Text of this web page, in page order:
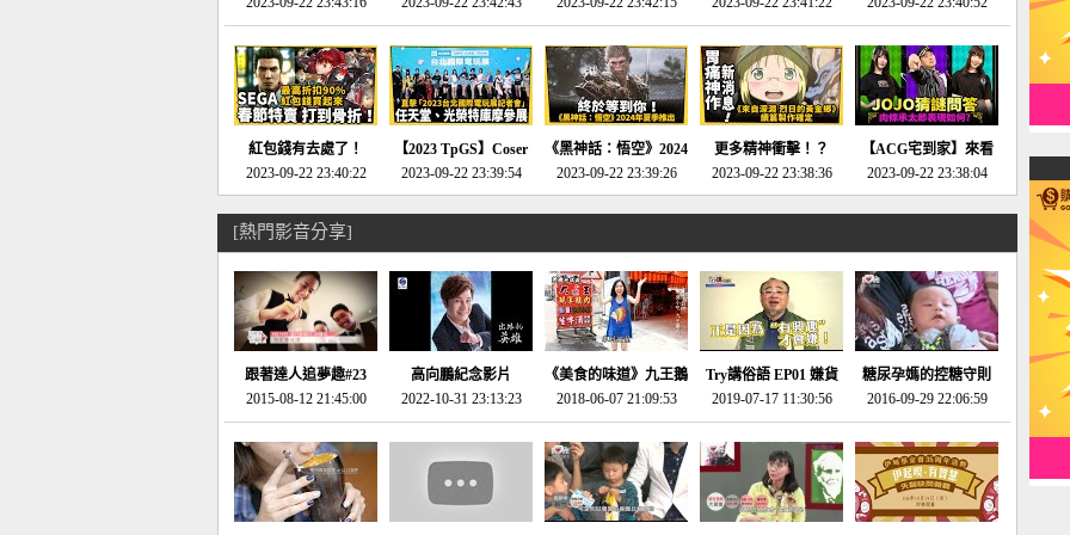
天平》介紹！-電玩宅
速配20230126
回「石村號」的恐懼體
驗-電玩宅速配
20230125
版」!!!今年就能玩到!!-
電玩宅速配20230124
動作角色扮演遊戲！-
電玩宅速配20230123
第一名早就決定了，封
面圖直接雷你!-電玩宅
速配20230120
紅包錢有去處了！
SEGA春節特賣 超過85
款遊戲打到骨折-電玩
宅速配20230119
2023-09-22 23:40:22
【2023 TpGS】Coser
和Show Girl搶先看！
直擊展前記者會-電玩
2023-09-22 23:39:54
《黑神話：悟空》2024
年夏季推出！確定不會
延期齁？-電玩宅速配
2023-09-22 23:39:26
更多精神衝擊！？
《來自深淵 烈日的黃
金鄉》續篇動畫確定
2023-09-22 23:38:36
【ACG宅到家】來看
就抽周邊！《JOJO的
奇妙冒險》問答大挑戰
年特展 feat 蕎羽 、櫻
花
2023-09-22 23:38:04
[熱門影音分享]
跟著達人追夢趣#23
promo-我想開間咖啡
館(謝佳凌)
2015-08-12 21:45:00
高向鵬紀念影片
2022-10-31 23:13:23
《美食的味道》九王鵝
肉
2018-06-07 21:09:53
Try講俗語 EP01 嫌貨
才是買貨人
2019-07-17 11:30:56
糖尿孕媽的控糖守則
2016-09-29 22:06:59